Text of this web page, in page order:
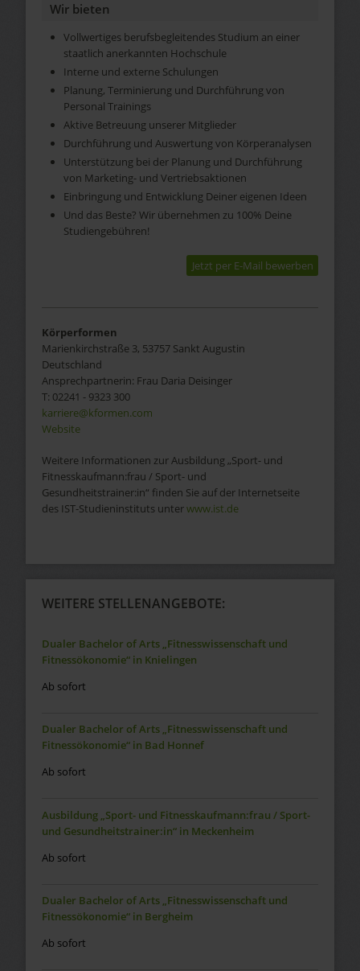
Wir bieten
Vollwertiges berufsbegleitendes Studium an einer
staatlich anerkannten Hochschule
Interne und externe Schulungen
Planung, Terminierung und Durchführung von
Personal Trainings
Aktive Betreuung unserer Mitglieder
Durchführung und Auswertung von Körperanalysen
Unterstützung bei der Planung und Durchführung
von Marketing- und Vertriebsaktionen
Einbringung und Entwicklung Deiner eigenen Ideen
Und das Beste? Wir übernehmen zu 100% Deine
Studiengebühren!
Jetzt per E-Mail bewerben
Körperformen
Marienkirchstraße 3, 53757 Sankt Augustin
Deutschland
Ansprechpartnerin: Frau Daria Deisinger
T: 02241 - 9323 300
karriere@kformen.com
Website
Weitere Informationen zurAusbildung „Sport- und
Fitnesskaufmann:frau / Sport- und
Gesundheitstrainer:in“ finden Sie auf der Internetseite
des IST-Studieninstituts unterwww.ist.de
WEITERE STELLENANGEBOTE:
Dualer Bachelor of Arts „Fitnesswissenschaft und
Fitnessökonomie“ in Knielingen
Ab sofort
Dualer Bachelor of Arts „Fitnesswissenschaft und
Fitnessökonomie“ in Bad Honnef
Ab sofort
Ausbildung „Sport- und Fitnesskaufmann:frau / Sport-
und Gesundheitstrainer:in“ in Meckenheim
Ab sofort
Dualer Bachelor of Arts „Fitnesswissenschaft und
Fitnessökonomie“ in Bergheim
Ab sofort